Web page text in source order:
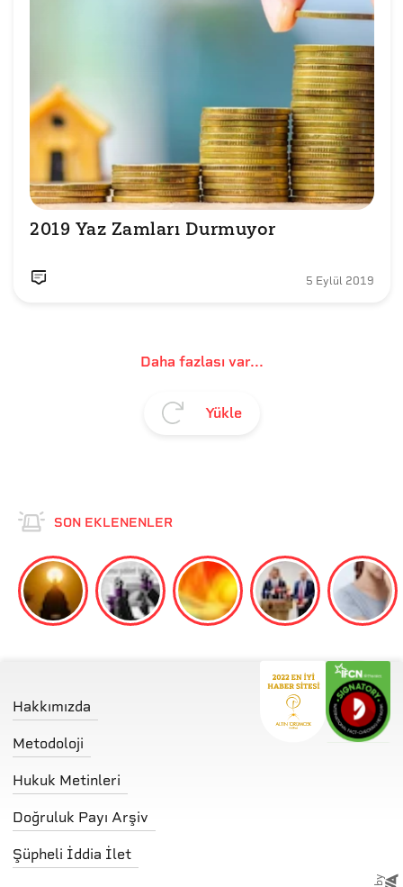
2019 Yaz Zamları Durmuyor
5 Eylül 2019
Daha fazlası var...
Yükle
SON EKLENENLER
Hakkımızda
Metodoloji
Hukuk Metinleri
Doğruluk Payı Arşiv
Şüpheli İddia İlet